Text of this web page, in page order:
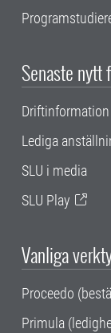
Senaste nytt
Driftinformation
Lediga
SLU i media
SLU Play
Vanliga
Proceedo
Primula